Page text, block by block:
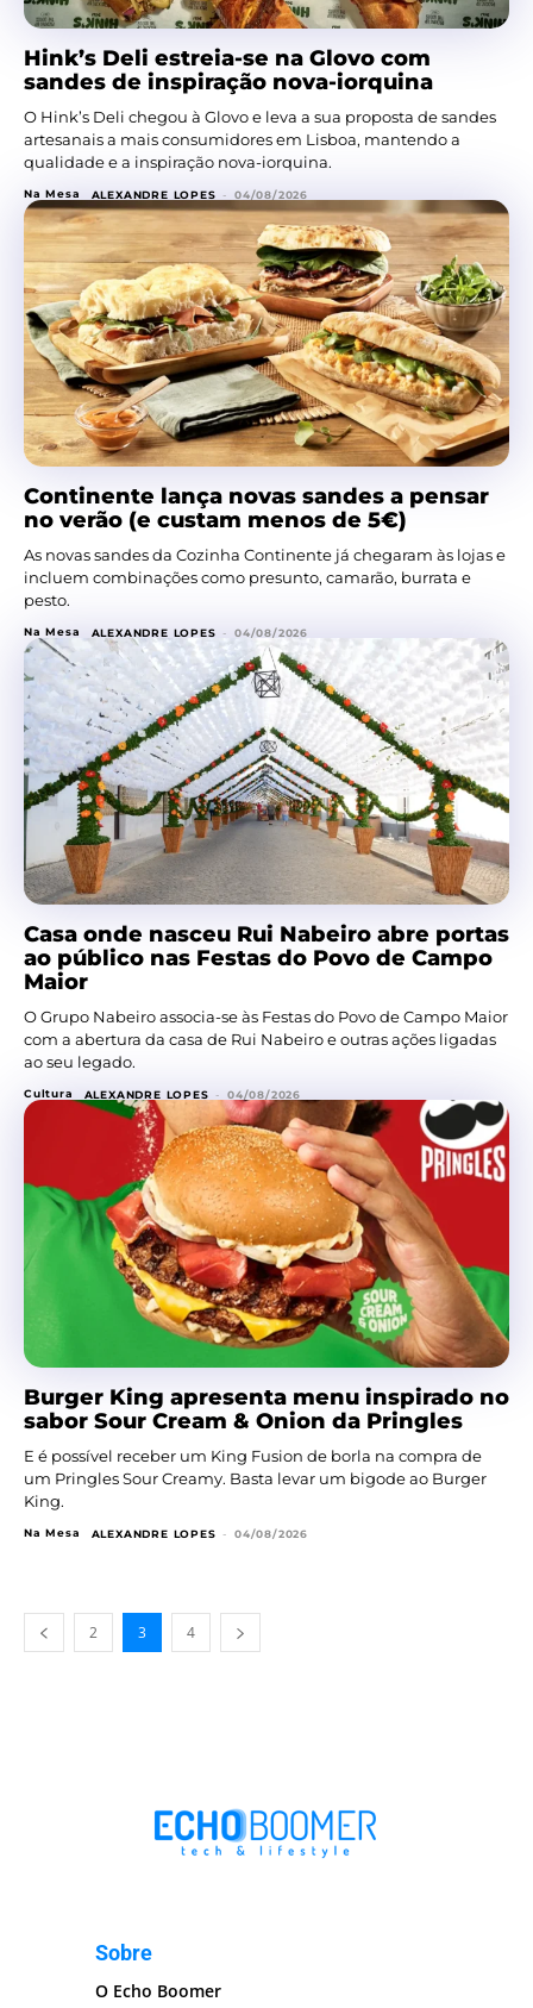
Hink’s Deli estreia-se na Glovo com
sandes de inspiração nova-iorquina
O Hink’s Deli chegou à Glovo e leva a sua proposta de sandes
artesanais a mais consumidores em Lisboa, mantendo a
qualidade e a inspiração nova-iorquina.
Na Mesa ALEXANDRE LOPES - 04/08/2026
Continente lança novas sandes a pensar
no verão (e custam menos de 5€)
As novas sandes da Cozinha Continente já chegaram às lojas e
incluem combinações como presunto, camarão, burrata e
pesto.
Na Mesa ALEXANDRE LOPES - 04/08/2026
Casa onde nasceu Rui Nabeiro abre portas
ao público nas Festas do Povo de Campo
Maior
O Grupo Nabeiro associa-se às Festas do Povo de Campo Maior
com a abertura da casa de Rui Nabeiro e outras ações ligadas
ao seu legado.
Cultura ALEXANDRE LOPES - 04/08/2026
Burger King apresenta menu inspirado no
sabor Sour Cream & Onion da Pringles
E é possível receber um King Fusion de borla na compra de
um Pringles Sour Creamy. Basta levar um bigode ao Burger
King.
Na Mesa ALEXANDRE LOPES - 04/08/2026
2 3 4
Sobre
O Echo Boomer